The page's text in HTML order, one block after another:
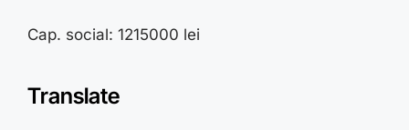
Cap. social: 1215000 lei
Translate